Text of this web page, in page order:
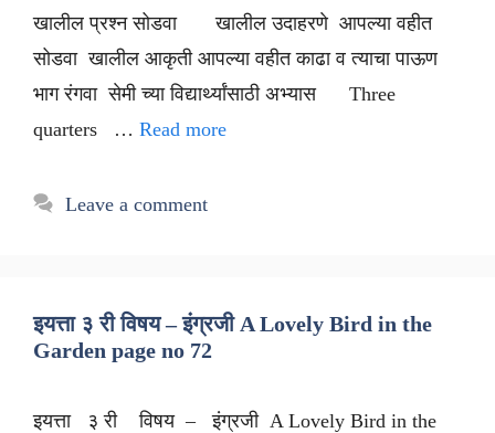
खालील प्रश्न सोडवा खालील उदाहरणे आपल्या वहीत
सोडवा खालील आकृती आपल्या वहीत काढा व त्याचा पाऊण
भाग रंगवा सेमी च्या विद्यार्थ्यांसाठी अभ्यास Three
quarters … Read more
Leave a comment
इयत्ता ३ री विषय – इंग्रजी A Lovely Bird in the
Garden page no 72
इयत्ता ३ री विषय – इंग्रजी A Lovely Bird in the